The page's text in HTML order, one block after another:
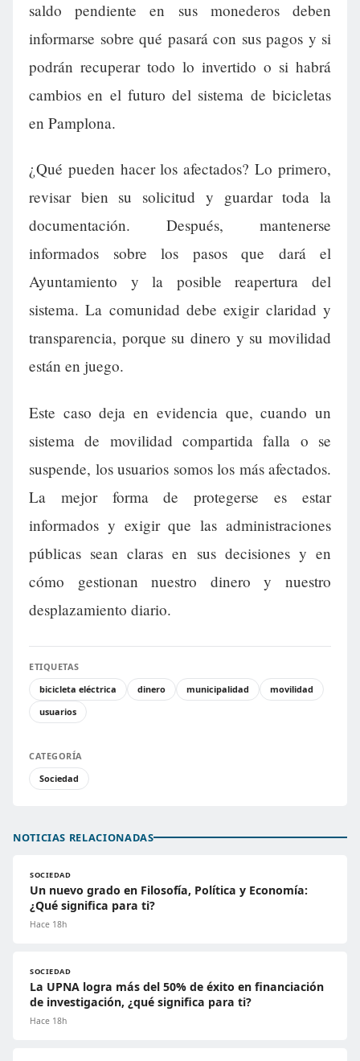
saldo pendiente en sus monederos deben
informarse sobre qué pasará con sus pagos y si
podrán recuperar todo lo invertido o si habrá
cambios en el futuro del sistema de bicicletas
en Pamplona.
¿Qué pueden hacer los afectados? Lo primero,
revisar bien su solicitud y guardar toda la
documentación. Después, mantenerse
informados sobre los pasos que dará el
Ayuntamiento y la posible reapertura del
sistema. La comunidad debe exigir claridad y
transparencia, porque su dinero y su movilidad
están en juego.
Este caso deja en evidencia que, cuando un
sistema de movilidad compartida falla o se
suspende, los usuarios somos los más afectados.
La mejor forma de protegerse es estar
informados y exigir que las administraciones
públicas sean claras en sus decisiones y en
cómo gestionan nuestro dinero y nuestro
desplazamiento diario.
ETIQUETAS
bicicleta eléctrica
dinero municipalidad
movilidad
usuarios
CATEGORÍA
Sociedad
NOTICIAS RELACIONADAS
SOCIEDAD
Un nuevo grado en Filosofía, Política y Economía:
¿Qué significa para ti?
Hace 18h
SOCIEDAD
La UPNA logra más del 50% de éxito en financiación
de investigación, ¿qué significa para ti?
Hace 18h